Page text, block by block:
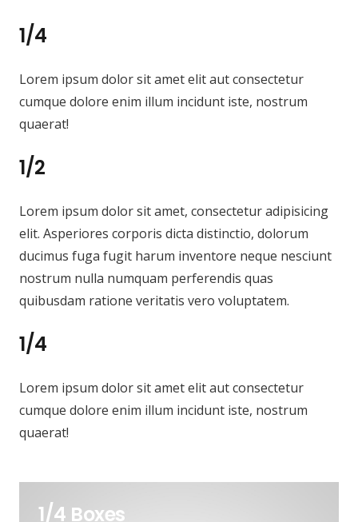
1/4
Lorem ipsum dolor sit amet elit aut consectetur
cumque dolore enim illum incidunt iste, nostrum
quaerat!
1/2
Lorem ipsum dolor sit amet, consectetur adipisicing
elit. Asperiores corporis dicta distinctio, dolorum
ducimus fuga fugit harum inventore neque nesciunt
nostrum nulla numquam perferendis quas
quibusdam ratione veritatis vero voluptatem.
1/4
Lorem ipsum dolor sit amet elit aut consectetur
cumque dolore enim illum incidunt iste, nostrum
quaerat!
1/4 Boxes